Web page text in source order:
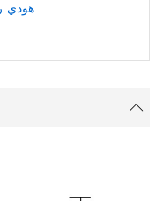
هودي